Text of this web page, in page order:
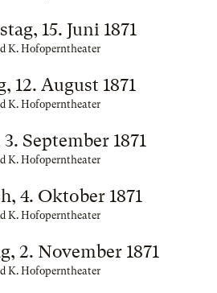
15. Juni 1871
K. Hofoperntheater
12. August 1871
K. Hofoperntheater
September 1871
K. Hofoperntheater
4. Oktober 1871
K. Hofoperntheater
2. November 1871
K. Hofoperntheater